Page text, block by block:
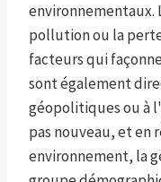
environnementaux.
pollution ou la
facteurs qui
sont également
géopolitiques ou à
pas nouveau, et en
environnement, la